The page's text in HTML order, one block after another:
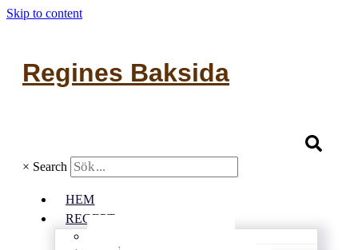
Skip to content
Regines Baksida
× Search
HEM
RECEPT